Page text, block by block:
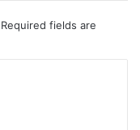
Required fields are